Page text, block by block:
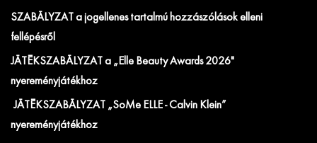
SZABÁLYZAT a jogellenes tartalmú hozzászólások elleni
fellépésről
JÁTÉKSZABÁLYZAT a „Elle Beauty Awards 2026"
nyereményjátékhoz
JÁTÉKSZABÁLYZAT „SoMe ELLE - Calvin Klein”
nyereményjátékhoz